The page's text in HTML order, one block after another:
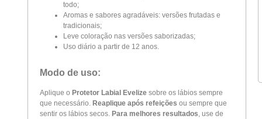
todo;
Aromas e sabores agradáveis: versões frutadas e
tradicionais;
Leve coloração nas versões saborizadas;
Uso diário a partir de 12 anos.
Modo de uso:
Aplique o Protetor Labial Evelize sobre os lábios sempre
que necessário. Reaplique após refeições ou sempre que
sentir os lábios secos. Para melhores resultados, use de